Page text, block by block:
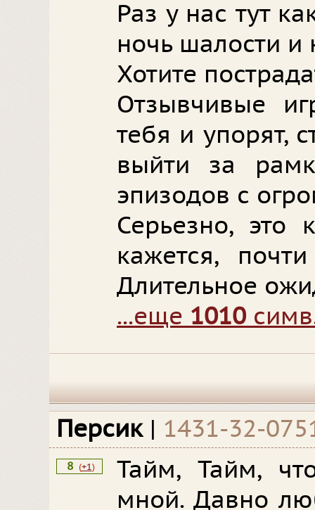
Раз у нас тут
ночь шалости и
Хотите
Отзывчивые
тебя и упорят,
выйти за
эпизодов с
Серьезно, это
кажется,
Длительное
...еще 1010
Персик | 1431-32-
8 (+1)
Тайм, Тайм,
мной. Давно